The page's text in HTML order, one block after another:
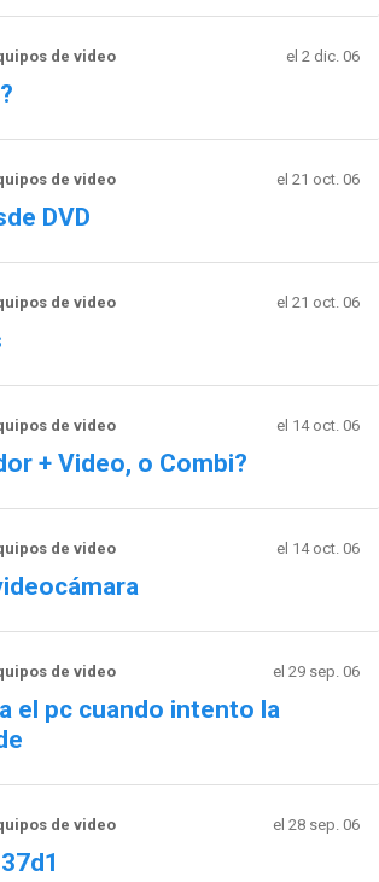
de video el 2 dic. 06
de video el 21 oct. 06
DVD
de video el 21 oct. 06
de video el 14 oct. 06
+ Video, o Combi?
de video el 14 oct. 06
de video el 29 sep. 06
el pc cuando intento la
de video el 28 sep. 06